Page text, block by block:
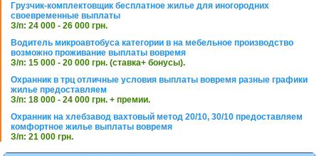
Грузчик-комплектовщик бесплатное жилье для иногородних
своевременные выплаты
З/п: 24 000 - 26 000 грн.
Водитель микроавтобуса категории в на мебельное производство
возможно проживание выплаты вовремя
З/п: 15 000 - 20 000 грн. (ставка+ бонусы).
Охранник в трц отличные условия выплаты вовремя разные графики
жилье предоставляем
З/п: 18 000 - 24 000 грн. + премии.
Охранник на хлебзавод вахтовый метод 20/10, 30/10 предоставляем
комфортное жилье выплаты вовремя
З/п: 21 000 грн.